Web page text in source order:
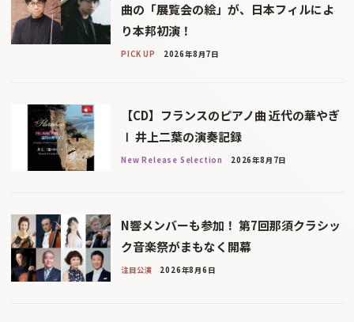
曲の「展覧会の絵」が、日本フィルによ
り本邦初演！
PICK UP 2026年8月7日
【CD】フランスのピアノ曲 近代の華やぎ
Ⅰ 井上二葉の演奏記録
New Release Selection 2026年8月7日
N響メンバーも参加！ 第7回那須クラシッ
ク音楽祭がまもなく開幕
注目公演 2026年8月6日